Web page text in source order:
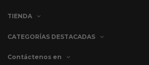
TIENDA
CATEGORÍAS DESTACADAS
Contáctenos en